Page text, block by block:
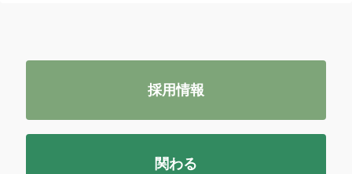
採用情報
関わる